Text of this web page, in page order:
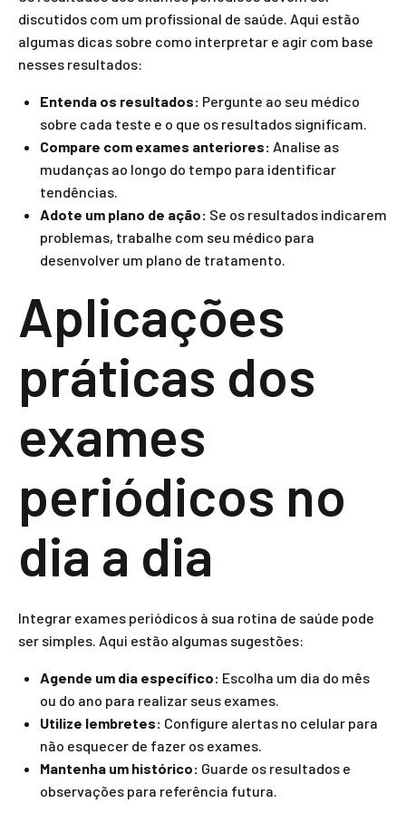
discutidos com um profissional de saúde. Aqui estão
algumas dicas sobre como interpretar e agir com base
nesses resultados:
Entenda os resultados: Pergunte ao seu médico
sobre cada teste e o que os resultados significam.
Compare com exames anteriores: Analise as
mudanças ao longo do tempo para identificar
tendências.
Adote um plano de ação: Se os resultados indicarem
problemas, trabalhe com seu médico para
desenvolver um plano de tratamento.
Aplicações
práticas dos
exames
periódicos no
dia a dia
Integrar exames periódicos à sua rotina de saúde pode
ser simples. Aqui estão algumas sugestões:
Agende um dia específico: Escolha um dia do mês
ou do ano para realizar seus exames.
Utilize lembretes: Configure alertas no celular para
não esquecer de fazer os exames.
Mantenha um histórico: Guarde os resultados e
observações para referência futura.